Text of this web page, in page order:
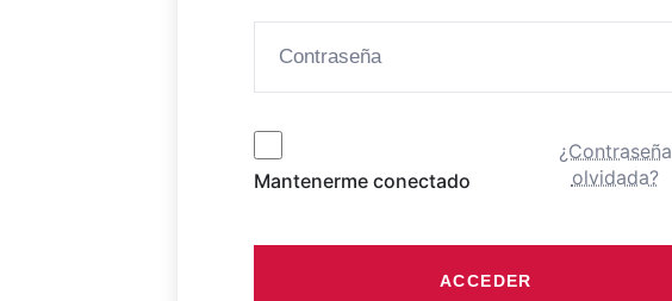
Mantenerme conectado
¿Contraseña
olvidada?
ACCEDER